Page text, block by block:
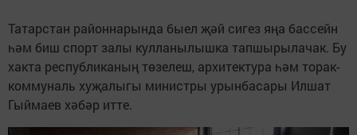
Татарстан районнарында быел җәй сигез яңа бассейн
һәм биш спорт залы кулланылышка тапшырылачак. Бу
хакта республиканың төзелеш, архитектура һәм торак-
коммуналь хуҗалыгы министры урынбасары Илшат
Гыймаев хәбәр итте.